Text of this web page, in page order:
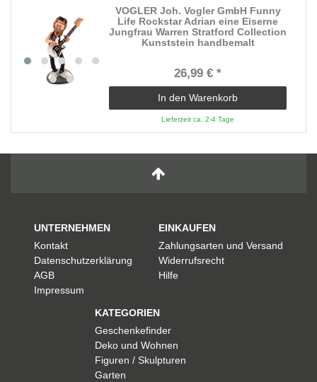
VOGLER Joh. Vogler GmbH Funny
Life Rockstar Adrian eine Eiserne
Jungfrau Warren Stratford Collection
Kunststein handbemalt
26,99 € *
In den Warenkorb
Lieferzeit ca. 2-4 Tage
UNTERNEHMEN
Kontakt
Datenschutzerklärung
AGB
Impressum
EINKAUFEN
Zahlungsarten und Versand
Widerrufsrecht
Hilfe
KATEGORIEN
Geschenkefinder
Deko und Wohnen
Figuren / Skulpturen
Garten